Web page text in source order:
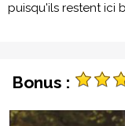
puisqu'ils restent ici
Bonus :